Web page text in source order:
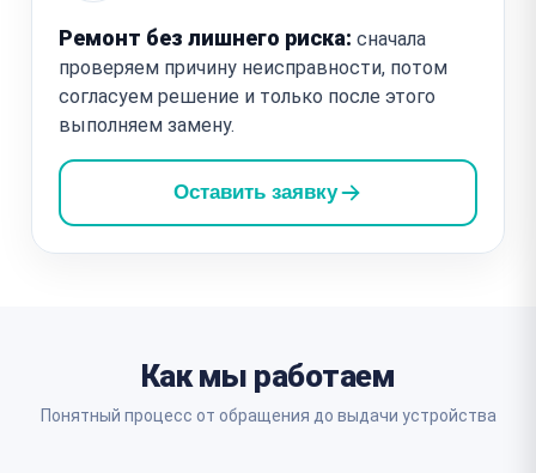
Ремонт без лишнего риска: сначала
проверяем причину неисправности, потом
согласуем решение и только после этого
выполняем замену.
Оставить заявку
Как мы работаем
Понятный процесс от обращения до выдачи устройства